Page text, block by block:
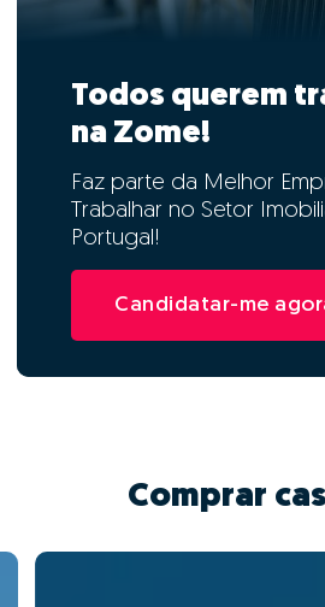
Todos querem
na Zome!
Faz parte da Melhor
Trabalhar no Setor
Portugal!
Candidatar-me
Comprar